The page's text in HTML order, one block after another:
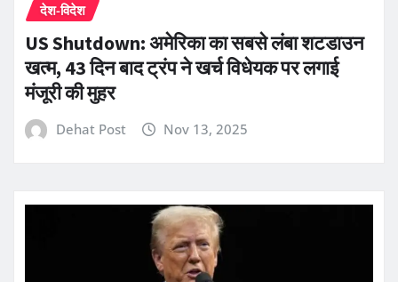
देश-विदेश
US Shutdown: अमेरिका का सबसे लंबा शटडाउन
खत्म, 43 दिन बाद ट्रंप ने खर्च विधेयक पर लगाई
मंजूरी की मुहर
Dehat Post Nov 13, 2025